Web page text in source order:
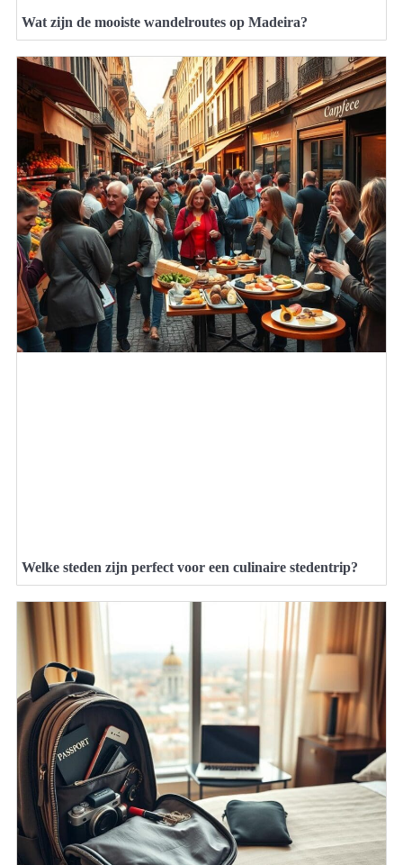
Wat zijn de mooiste wandelroutes op Madeira?
Welke steden zijn perfect voor een culinaire stedentrip?